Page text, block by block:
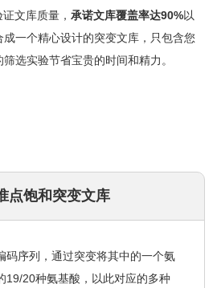
文库质量， 承诺文库覆盖率达90%以
成一个精心设计的突变文库，只包含您
选实验节省宝贵的时间和精力。
点饱和突变文库
码序列，通过突变将其中的一个氨
19/20种氨基酸，以此对应的多种